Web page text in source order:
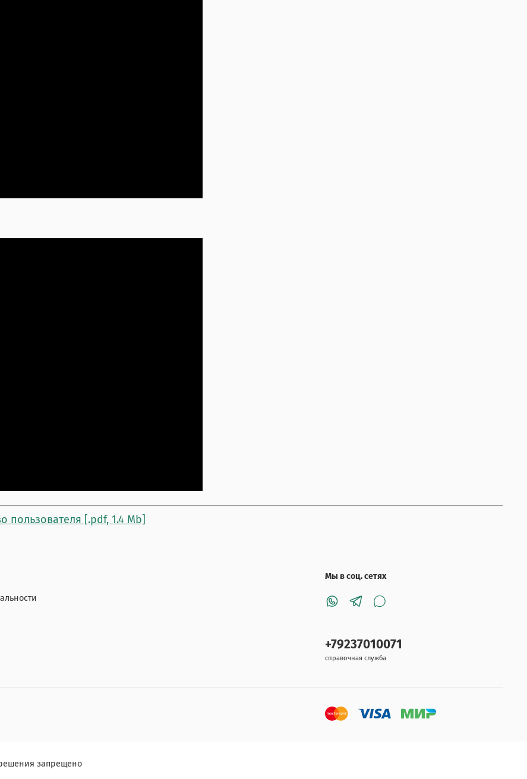
пользователя [.pdf, 1.4 Mb]
Мы в соц. сетях
+79237010071
справочная служба
запрещено